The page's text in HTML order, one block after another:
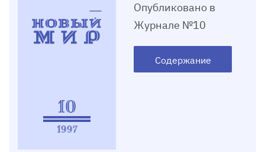
10
1997
Опубликовано в
Журнале №10
Содержание